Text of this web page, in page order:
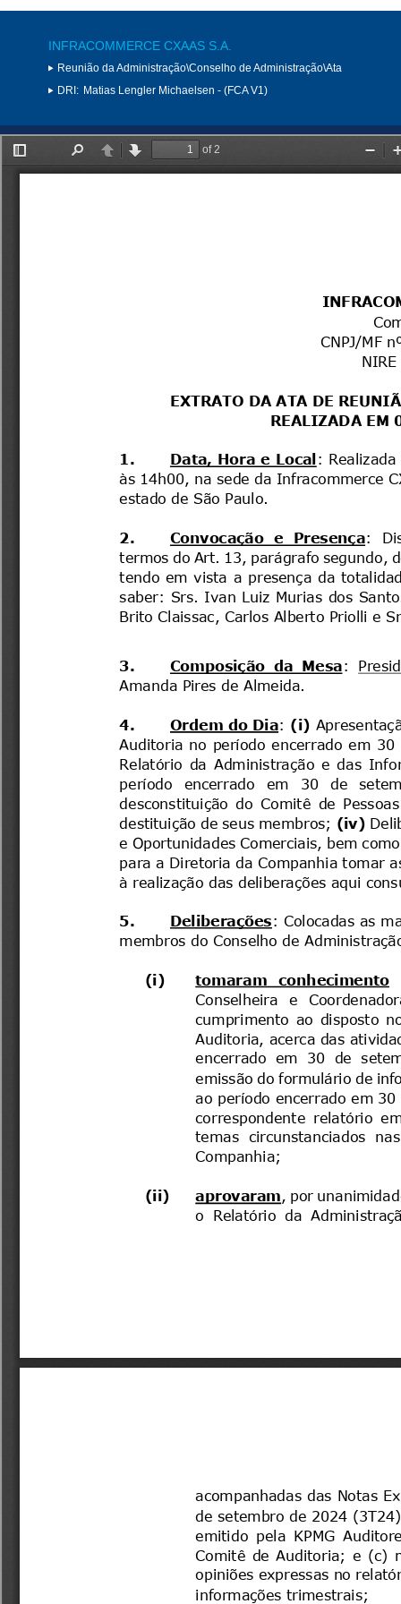
INFRACOMMERCE CXAAS S.A.
Reunião da Administração\Conselho de Administração\Ata
DRI: Matias Lengler Michaelsen - (FCA V1)